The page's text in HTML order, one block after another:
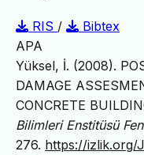
RIS /
Bibtex
APA
Yüksel, İ. (2008).
DAMAGE
CONCRETE
Bilimleri Enstitüsü
276. https://izlik.org/